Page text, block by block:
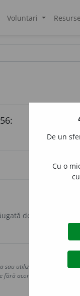
Voluntari Resurse
de
sau utilizarea datelor de
fără acordul nostru
De un
Cu o